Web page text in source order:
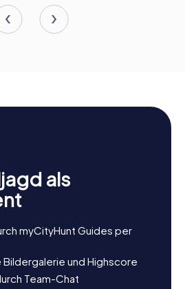
als
myCityHunt Guides per
und Highscore
Team-Chat